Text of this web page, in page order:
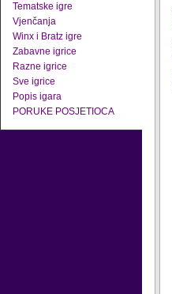
Tematske igre
Vjenčanja
Winx i Bratz igre
Zabavne igrice
Razne igrice
Sve igrice
Popis igara
PORUKE POSJETIOCA